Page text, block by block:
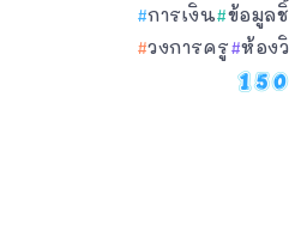
การเงิน ข้อมูล
วงการครู ห้อง